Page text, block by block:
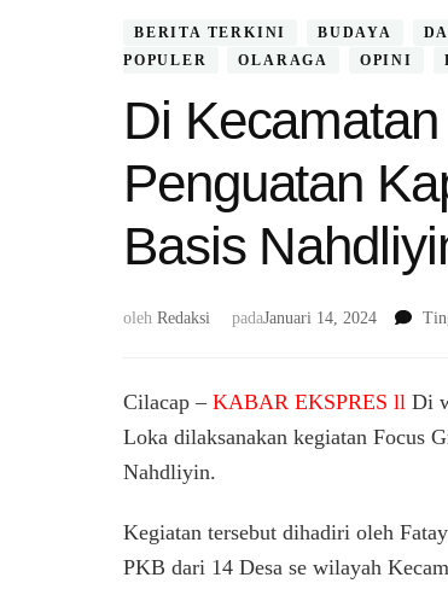
BERITA TERKINI BUDAYA
POPULER
OLARAGA OPINI
Di
Penguatan
Basis
oleh Redaksi padaJanuari 14, 2024
Cilacap – KABAR EKSPRES ll Di
Loka dilaksanakan kegiatan Focus
Nahdliyin.
Kegiatan tersebut dihadiri oleh
PKB dari 14 Desa se wilayah